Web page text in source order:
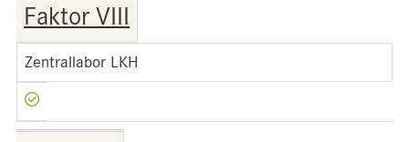
Faktor VIII
Zentrallabor LKH